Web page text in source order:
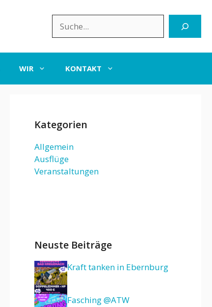
WIR KONTAKT
Kategorien
Allgemein
Ausflüge
Veranstaltungen
Neuste Beiträge
Kraft tanken in Ebernburg
Fasching @ATW